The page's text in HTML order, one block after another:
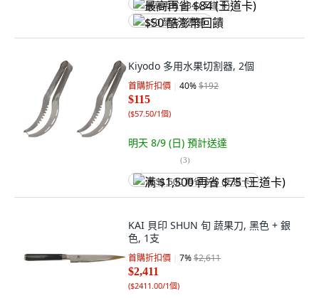
最高再省 $84 (王道卡)
$50 酷澎幣回饋
Kiyodo 多用水果切割器, 2個
首購折扣價 40%$192
$115
($57.50/1個)
明天 8/9 (日) 預計送達
(3)
满 $1,500 再省 $75 (王道卡)
KAI 貝印 SHUN 旬 蔬果刀, 黑色 + 銀
色, 1支
首購折扣價 7%$2,611
$2,411
($2411.00/1個)